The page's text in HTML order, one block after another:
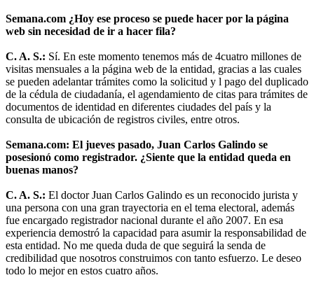
Semana.com ¿Hoy ese proceso se puede hacer por la página
web sin necesidad de ir a hacer fila?
C. A. S.: Sí. En este momento tenemos más de 4cuatro millones de
visitas mensuales a la página web de la entidad, gracias a las cuales
se pueden adelantar trámites como la solicitud y l pago del duplicado
de la cédula de ciudadanía, el agendamiento de citas para trámites de
documentos de identidad en diferentes ciudades del país y la
consulta de ubicación de registros civiles, entre otros.
Semana.com: El jueves pasado, Juan Carlos Galindo se
posesionó como registrador. ¿Siente que la entidad queda en
buenas manos?
C. A. S.: El doctor Juan Carlos Galindo es un reconocido jurista y
una persona con una gran trayectoria en el tema electoral, además
fue encargado registrador nacional durante el año 2007. En esa
experiencia demostró la capacidad para asumir la responsabilidad de
esta entidad. No me queda duda de que seguirá la senda de
credibilidad que nosotros construimos con tanto esfuerzo. Le deseo
todo lo mejor en estos cuatro años.